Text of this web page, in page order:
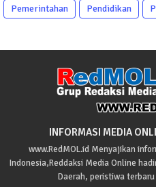
Pemerintahan
Pendidikan
INFORMASI MEDIA
www.RedMOL.id Menyajikan
Indonesia,Reddaksi Media Online
Daerah, peristiwa